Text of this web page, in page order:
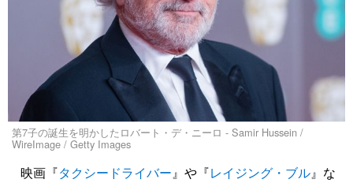
第7子の誕生を明かしたロバート・デ・ニーロ - Samir Hussein /
WireImage / Getty Images
映画『タクシードライバー』や『レイジング・ブル』な